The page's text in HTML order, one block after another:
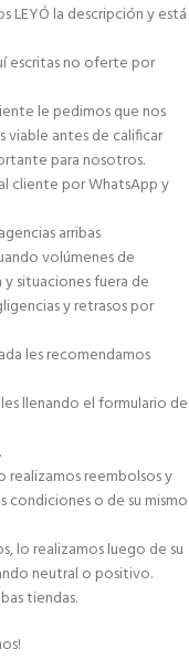
LEYÓ la descripción y está
escritas no oferte por
le pedimos que nos
viable antes de calificar
para nosotros.
cliente por WhatsApp y
arribas
volúmenes de
y situaciones fuera de
y retrasos por
les recomendamos
llenando el formulario de
realizamos reembolsos y
condiciones o de su mismo
lo realizamos luego de su
neutral o positivo.
tiendas.